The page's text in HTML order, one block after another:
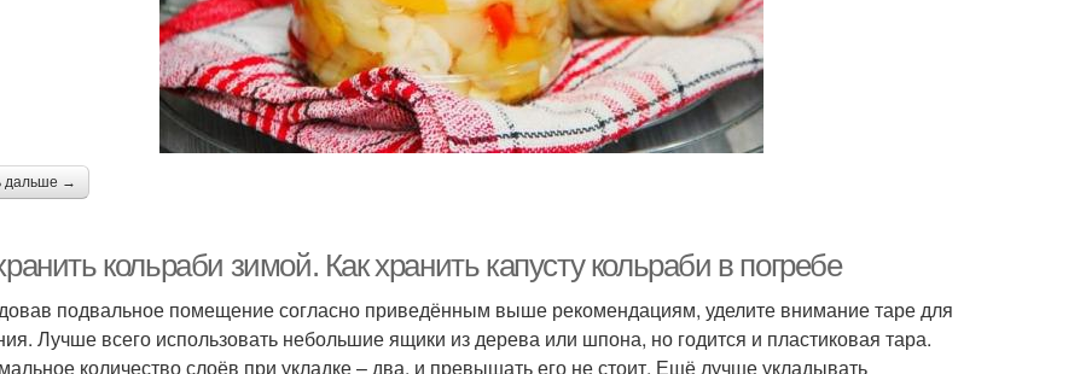
дальше →
кольраби зимой. Как хранить капусту кольраби в погребе
подвальное помещение согласно приведённым выше рекомендациям, уделите внимание таре для
Лучше всего использовать небольшие ящики из дерева или шпона, но годится и пластиковая тара.
количество слоёв при укладке – два, и превышать его не стоит. Ещё лучше укладывать